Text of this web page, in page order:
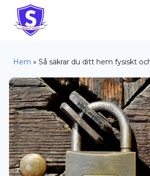
Hem »Så säkrar du ditt hem fysiskt